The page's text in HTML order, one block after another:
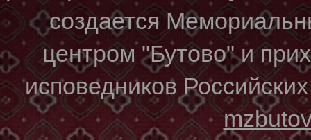
создается
центром "Бутово" и
исповедников